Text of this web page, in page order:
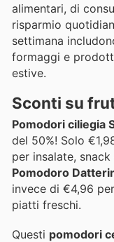
alimentari, di
risparmio
settimana
formaggi e
estive.
Sconti su
Pomodori ciliegia
del 50%! Solo
per insalate,
Pomodoro
invece di €4,96
piatti freschi.
Questi pomodori